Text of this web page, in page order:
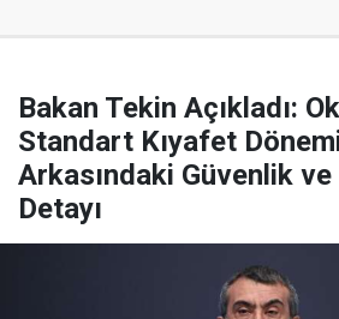
Bakan Tekin Açıkladı:
Standart Kıyafet
Arkasındaki Güvenlik
Detayı